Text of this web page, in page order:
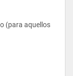
(para aquellos